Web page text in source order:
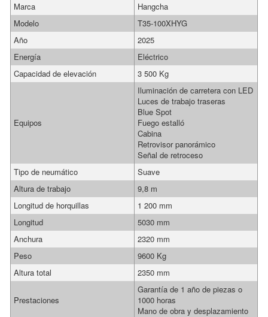
Marca
Hangcha
Modelo
T35-100XHYG
Año
2025
Energía
Eléctrico
Capacidad de elevación
3 500 Kg
Equipos
Iluminación de carretera con LED
Luces de trabajo traseras
Blue Spot
Fuego estalló
Cabina
Retrovisor panorámico
Señal de retroceso
Tipo de neumático
Suave
Altura de trabajo
9,8 m
Longitud de horquillas
1 200 mm
Longitud
5030 mm
Anchura
2320 mm
Peso
9600 Kg
Altura total
2350 mm
Prestaciones
Garantía de 1 año de piezas o
1000 horas
Mano de obra y desplazamiento